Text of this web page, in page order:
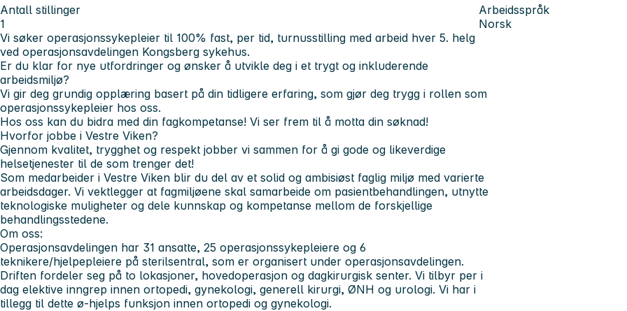
Antall stillinger
1
Arbeidsspråk
Norsk
Vi søker operasjonssykepleier til 100% fast, per tid, turnusstilling med arbeid hver 5. helg
ved operasjonsavdelingen Kongsberg sykehus.
Er du klar for nye utfordringer og ønsker å utvikle deg i et trygt og inkluderende
arbeidsmiljø?
Vi gir deg grundig opplæring basert på din tidligere erfaring, som gjør deg trygg i rollen som
operasjonssykepleier hos oss.
Hos oss kan du bidra med din fagkompetanse! Vi ser frem til å motta din søknad!
Hvorfor jobbe i Vestre Viken?
Gjennom kvalitet, trygghet og respekt jobber vi sammen for å gi gode og likeverdige
helsetjenester til de som trenger det!
Som medarbeider i Vestre Viken blir du del av et solid og ambisiøst faglig miljø med varierte
arbeidsdager. Vi vektlegger at fagmiljøene skal samarbeide om pasientbehandlingen, utnytte
teknologiske muligheter og dele kunnskap og kompetanse mellom de forskjellige
behandlingsstedene.
Om oss:
Operasjonsavdelingen har 31 ansatte, 25 operasjonssykepleiere og 6
teknikere/hjelpepleiere på sterilsentral, som er organisert under operasjonsavdelingen.
Driften fordeler seg på to lokasjoner, hovedoperasjon og dagkirurgisk senter. Vi tilbyr per i
dag elektive inngrep innen ortopedi, gynekologi, generell kirurgi, ØNH og urologi. Vi har i
tillegg til dette ø-hjelps funksjon innen ortopedi og gynekologi.